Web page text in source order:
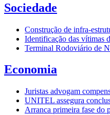
Sociedade
Construção de infra-
Identificação das vítimas
Terminal Rodoviário de
Economia
Juristas advogam
UNITEL assegura
Arranca primeira fase do